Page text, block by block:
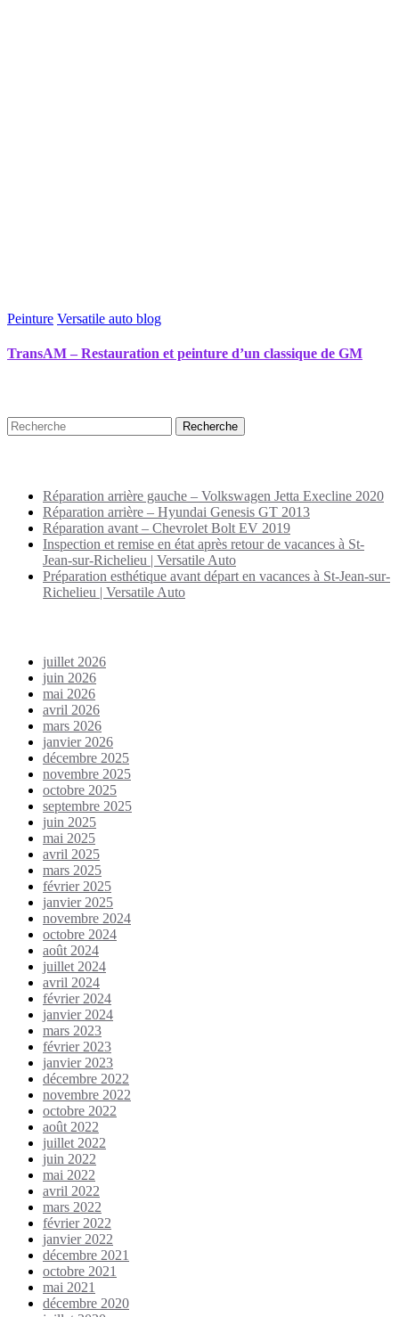
Peinture Versatile auto blog
TransAM – Restauration et peinture d’un classique de GM
Réparation arrière gauche – Volkswagen Jetta Execline 2020
Réparation arrière – Hyundai Genesis GT 2013
Réparation avant – Chevrolet Bolt EV 2019
Inspection et remise en état après retour de vacances à St-
Jean-sur-Richelieu | Versatile Auto
Préparation esthétique avant départ en vacances à St-Jean-sur-
Richelieu | Versatile Auto
juillet 2026
juin 2026
mai 2026
avril 2026
mars 2026
janvier 2026
décembre 2025
novembre 2025
octobre 2025
septembre 2025
juin 2025
mai 2025
avril 2025
mars 2025
février 2025
janvier 2025
novembre 2024
octobre 2024
août 2024
juillet 2024
avril 2024
février 2024
janvier 2024
mars 2023
février 2023
janvier 2023
décembre 2022
novembre 2022
octobre 2022
août 2022
juillet 2022
juin 2022
mai 2022
avril 2022
mars 2022
février 2022
janvier 2022
décembre 2021
octobre 2021
mai 2021
décembre 2020